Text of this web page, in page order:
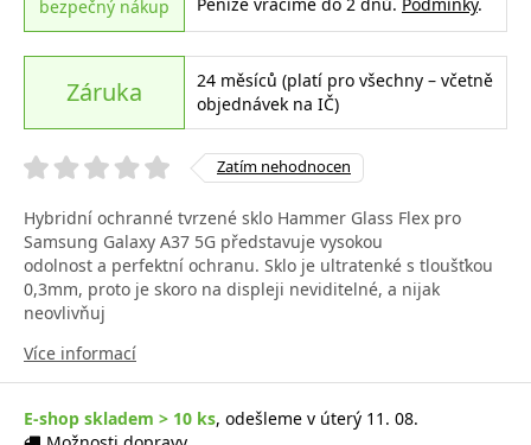
bezpečný nákup
Záruka
24 měsíců (platí pro všechny – včetně
objednávek na IČ)
Zatím nehodnocen
Hybridní ochranné tvrzené sklo Hammer Glass Flex pro
Samsung Galaxy A37 5G představuje vysokou
odolnost a perfektní ochranu. Sklo je ultratenké s tloušťkou
0,3mm, proto je skoro na displeji neviditelné, a nijak
neovlivňuj
Více informací
E-shop skladem > 10 ks, odešleme v úterý 11. 08.